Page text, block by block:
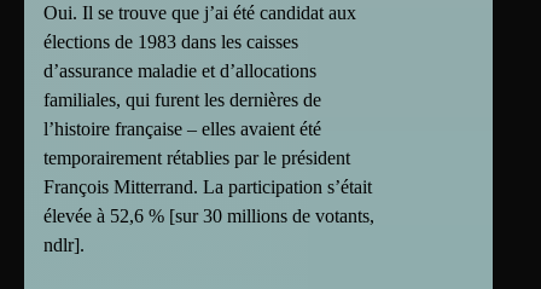
Oui. Il se trouve que j’ai été candidat aux
élections de 1983 dans les caisses
d’assurance maladie et d’allocations
familiales, qui furent les dernières de
l’histoire française – elles avaient été
temporairement rétablies par le président
François Mitterrand. La participation s’était
élevée à 52,6 % [sur 30 millions de votants,
ndlr].